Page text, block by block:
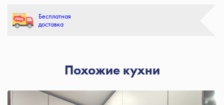
Бесплатная
доставка
Похожие кухни